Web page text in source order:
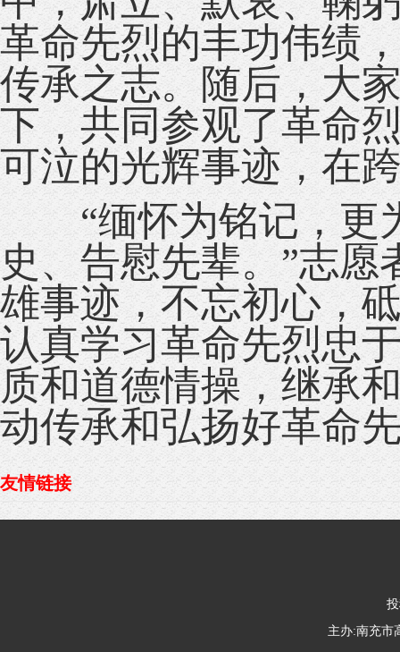
革命先烈的丰功伟绩
传承之志。随后，大
下，共同参观了革命
可泣的光辉事迹，在
“缅怀为铭记，更
史、告慰先辈。”志
雄事迹，不忘初心，
认真学习革命先烈忠
质和道德情操，继承
动传承和弘扬好革命
友情链接
主办:南充